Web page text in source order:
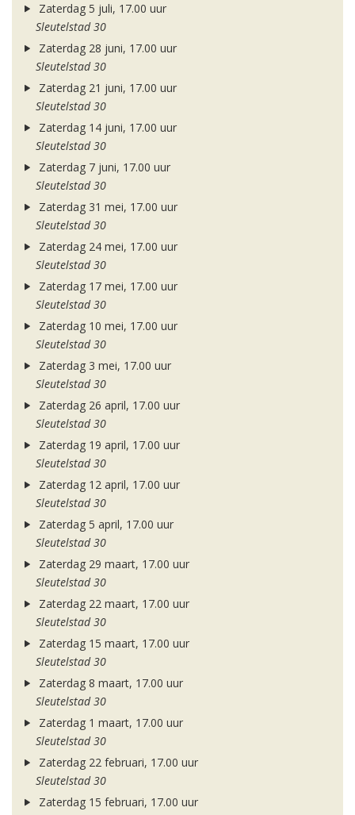
Zaterdag 5 juli, 17.00 uur
Sleutelstad 30
Zaterdag 28 juni, 17.00 uur
Sleutelstad 30
Zaterdag 21 juni, 17.00 uur
Sleutelstad 30
Zaterdag 14 juni, 17.00 uur
Sleutelstad 30
Zaterdag 7 juni, 17.00 uur
Sleutelstad 30
Zaterdag 31 mei, 17.00 uur
Sleutelstad 30
Zaterdag 24 mei, 17.00 uur
Sleutelstad 30
Zaterdag 17 mei, 17.00 uur
Sleutelstad 30
Zaterdag 10 mei, 17.00 uur
Sleutelstad 30
Zaterdag 3 mei, 17.00 uur
Sleutelstad 30
Zaterdag 26 april, 17.00 uur
Sleutelstad 30
Zaterdag 19 april, 17.00 uur
Sleutelstad 30
Zaterdag 12 april, 17.00 uur
Sleutelstad 30
Zaterdag 5 april, 17.00 uur
Sleutelstad 30
Zaterdag 29 maart, 17.00 uur
Sleutelstad 30
Zaterdag 22 maart, 17.00 uur
Sleutelstad 30
Zaterdag 15 maart, 17.00 uur
Sleutelstad 30
Zaterdag 8 maart, 17.00 uur
Sleutelstad 30
Zaterdag 1 maart, 17.00 uur
Sleutelstad 30
Zaterdag 22 februari, 17.00 uur
Sleutelstad 30
Zaterdag 15 februari, 17.00 uur